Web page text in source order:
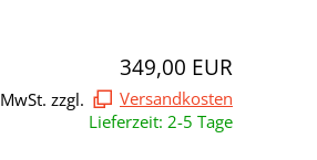
349,00 EUR
zzgl.
Versandkosten
Lieferzeit: 2-5 Tage